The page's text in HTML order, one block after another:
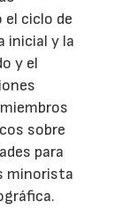
el ciclo de
inicial y la
y el
sobre
para
minorista